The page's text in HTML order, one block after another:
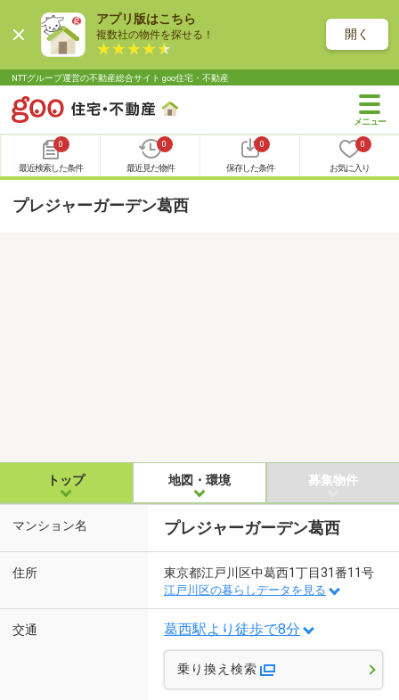
アプリ版はこちら
複数社の物件を探せる！ 開く
NTTグループ運営の不動産総合サイト goo住宅・不動産
0
最近検索した条件
0
最近見た物件
0
保存した条件
0
お気に入り
プレジャーガーデン葛西
トップ 地図・環境 募集物件
マンション名 プレジャーガーデン葛西
住所 東京都江戸川区中葛西1丁目31番11号
江戸川区の暮らしデータを見る
交通 葛西駅より徒歩で8分
乗り換え検索